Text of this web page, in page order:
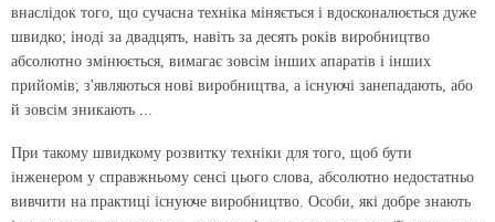
внаслідок того, що сучасна техніка міняється і вдосконалюється дуже
швидко; іноді за двадцять, навіть за десять років виробництво
абсолютно змінюється, вимагає зовсім інших апаратів і інших
прийомів; з'являються нові виробництва, а існуючі занепадають, або
й зовсім зникають ...
При такому швидкому розвитку техніки для того, щоб бути
інженером у справжньому сенсі цього слова, абсолютно недостатньо
вивчити на практиці існуюче виробництво. Особи, які добре знають